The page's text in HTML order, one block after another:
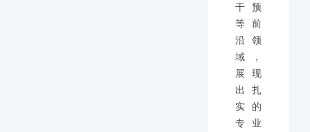
干预
等前
沿领
域，
展现
出扎
实的
专业